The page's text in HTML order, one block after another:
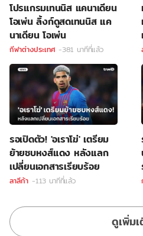
โปรแกรมเทนนิส แคนาเดียน
โอเพ่น ลิ้งก์ดูสดเทนนิส แค
นาเดียน โอเพ่น
กีฬาต่างประเทศ -381 นาทีที่แล้ว
รอเปิดตัว! 'อเราโฆ่' เตรียม
ย้ายซบหงส์แดง หลังแลก
เปลี่ยนเอกสารเรียบร้อย
ลาลีก้า -113 นาทีที่แล้ว
ดูเพิ่ม